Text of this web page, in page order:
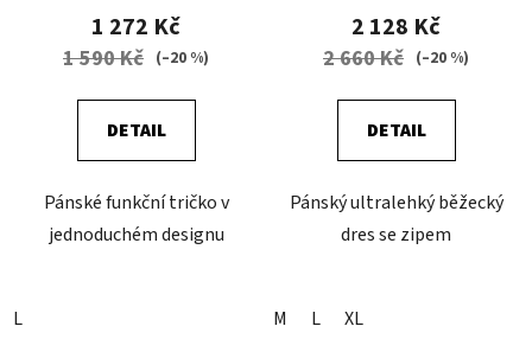
1 272 Kč
1 590 Kč (–20 %)
DETAIL
Pánské funkční tričko v
jednoduchém designu
L
2 128 Kč
2 660 Kč (–20 %)
DETAIL
Pánský ultralehký běžecký
dres se zipem
M L XL